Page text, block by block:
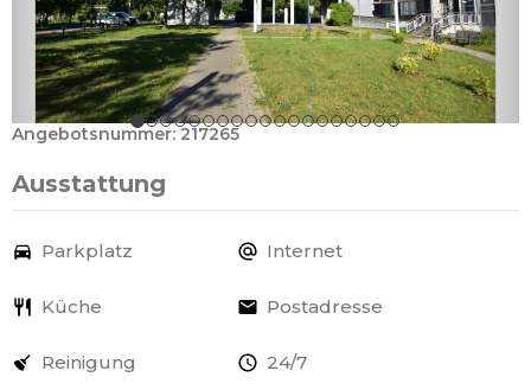
Angebotsnummer: 217265
Ausstattung
Parkplatz Internet
Küche Postadresse
Reinigung 24/7